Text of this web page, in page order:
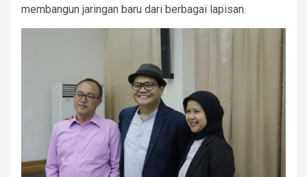
membangun jaringan baru dari berbagai lapisan.